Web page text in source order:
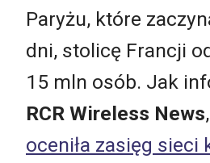
Paryżu, które
dni, stolicę Francji
15 mln osób. Jak
RCR Wireless News,
oceniła zasięg sieci